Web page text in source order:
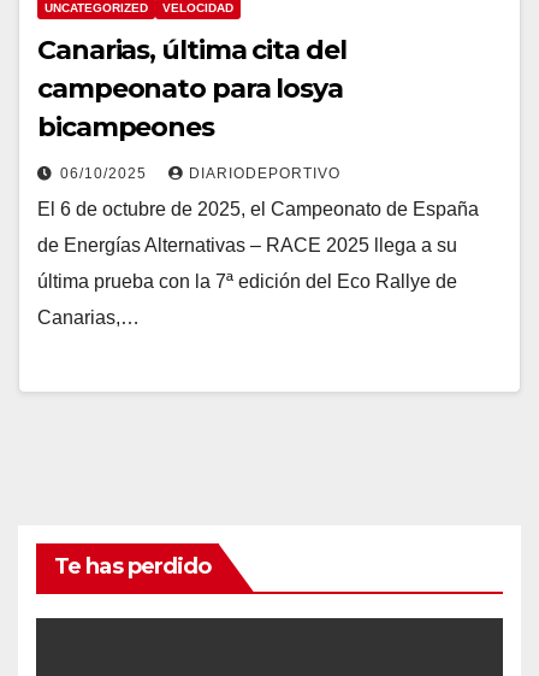
UNCATEGORIZED VELOCIDAD
Canarias, última cita del
campeonato para losya
bicampeones
06/10/2025 DIARIODEPORTIVO
El 6 de octubre de 2025, el Campeonato de España
de Energías Alternativas – RACE 2025 llega a su
última prueba con la 7ª edición del Eco Rallye de
Canarias,…
Te has perdido